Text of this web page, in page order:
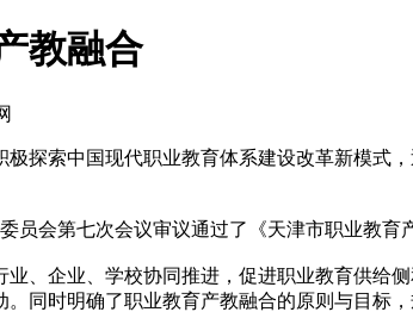
教融合
索中国现代职业教育体系建设改革新模式
会第七次会议审议通过了《天津市职业教育
企业、学校协同推进，促进职业教育供给
同时明确了职业教育产教融合的原则与目标